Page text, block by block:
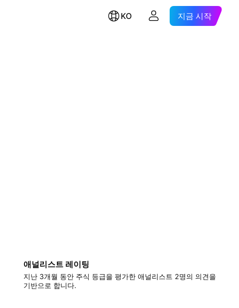
KO 지금 시작
애널리스트 레이팅
지난 3개월 동안 주식 등급을 평가한 애널리스트 2명의 의견을
기반으로 합니다.